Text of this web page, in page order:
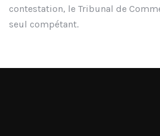
contestation, le Tribunal de
seul compétant.